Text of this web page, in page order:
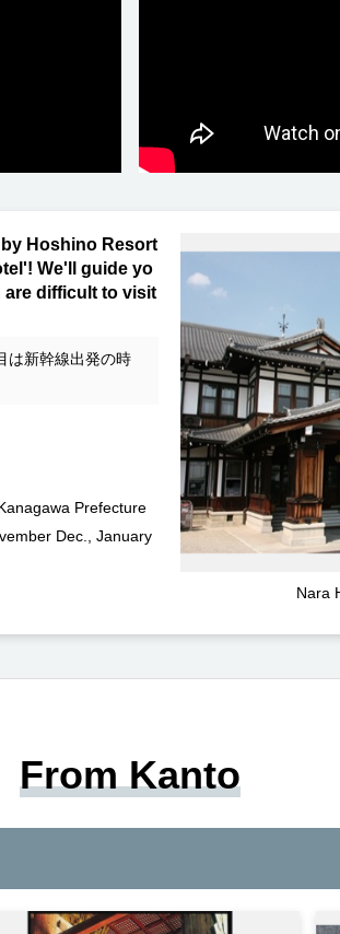
Nara
Hoshino Resort
We'll guide yo
are difficult to visit
は新幹線出発の時
Prefecture
Dec., January
From Kanto